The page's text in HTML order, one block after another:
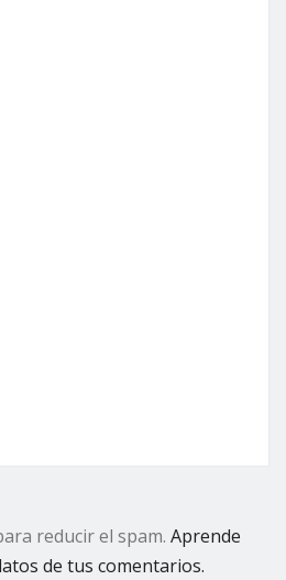
reducir el spam. Aprende
de tus comentarios.